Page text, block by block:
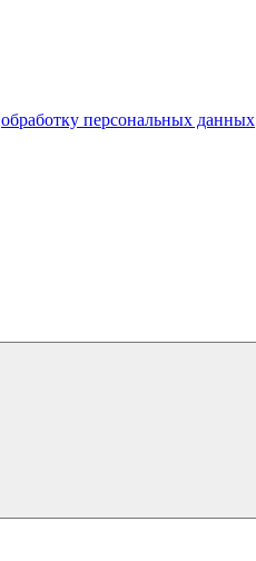
обработку персональных данных